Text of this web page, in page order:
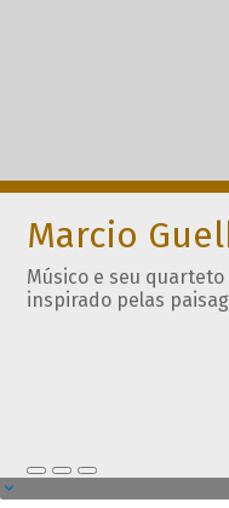
Marcio
Músico e seu
inspirado pelas